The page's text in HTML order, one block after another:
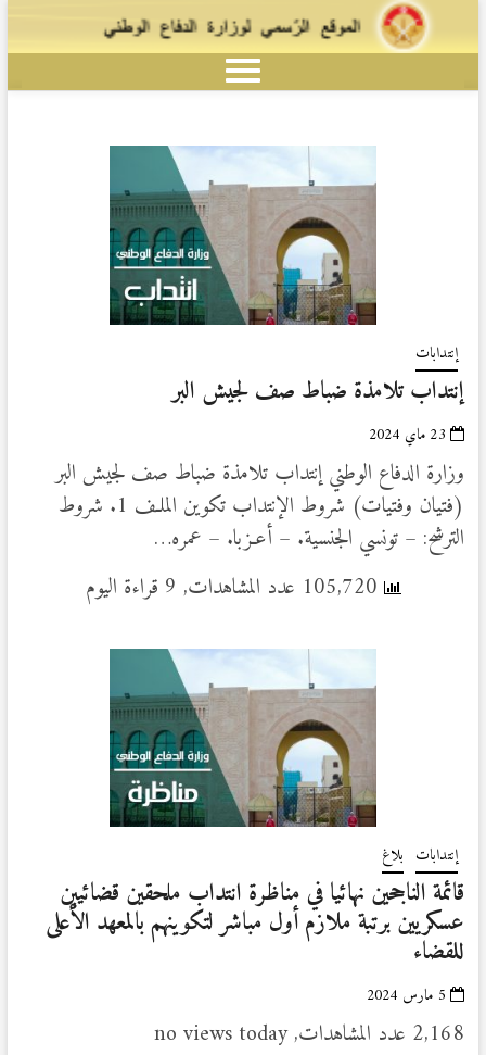
إنتدابات
إنتداب تلامذة ضباط صف لجيش البر
23 ماي 2024
وزارة الدفاع الوطني إنتداب تلامذة ضباط صف لجيش البر
(فتيان وفتيات) شروط الإنتداب تكوين الملـف 1. شروط
الترشح: – تونسي الجنسية. – أعـزبا. – عمره…
إنتدابات بلاغ
قائمة الناجحين نهائيا في مناظرة انتداب ملحقين قضائيين
عسكريين برتبة ملازم أول مباشر لتكوينهم بالمعهد الأعلى
للقضاء
5 مارس 2024
2,168 عدد المشاهدات, no views today